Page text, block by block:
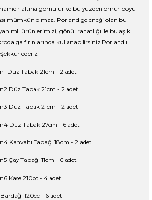
altına gömülür ve bu yüzden ömür boyu
mümkün olmaz. Porland geleneği olan bu
ürünlerimizi, gönül rahatlığı ile bulaşık
fırınlarında kullanabilirsiniz Porland'ı
ederiz
Düz Tabak 21cm - 2 adet
Düz Tabak 21cm - 2 adet
Düz Tabak 21cm - 2 adet
Düz Tabak 27cm - 6 adet
Kahvaltı Tabağı 18cm - 2 adet
Çay Tabağı 11cm - 6 adet
Kase 210cc - 4 adet
120cc - 6 adet